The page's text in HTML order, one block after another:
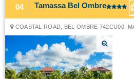
04 Tamassa Bel Ombre
COASTAL ROAD, BEL OMBRE 742CU00,